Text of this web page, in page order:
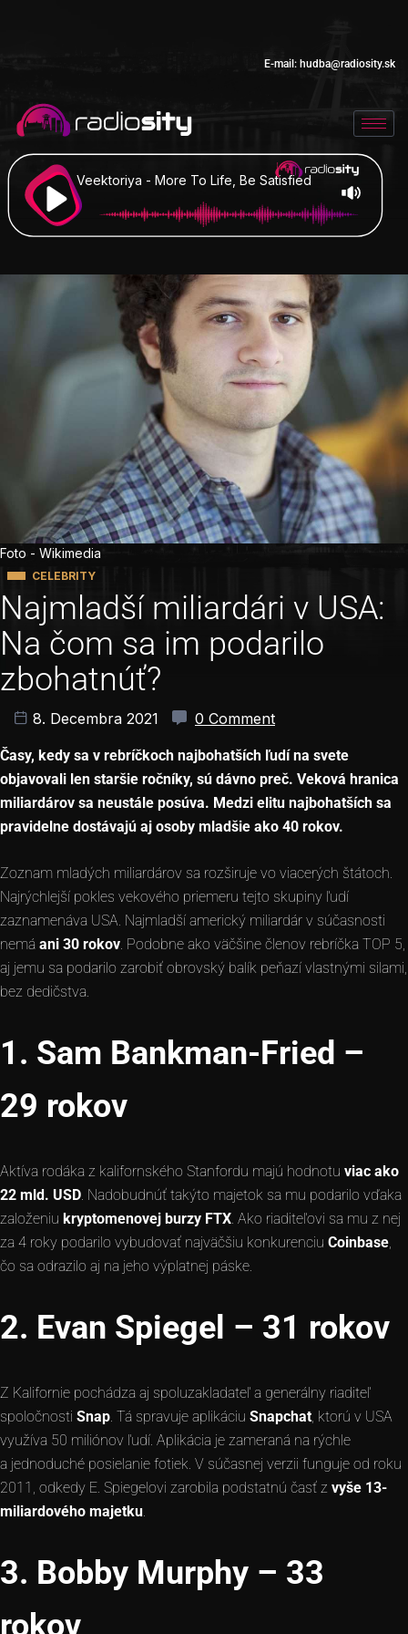
E-mail: hudba@radiosity.sk
Veektoriya - More To Life, Be Satisfied
Foto - Wikimedia
CELEBRITY
Najmladší miliardári v USA:
Na čom sa im podarilo
zbohatnúť?
8. Decembra 2021 0 Comment
Časy, kedy sa v rebríčkoch najbohatších ľudí na svete
objavovali len staršie ročníky, sú dávno preč. Veková hranica
miliardárov sa neustále posúva. Medzi elitu najbohatších sa
pravidelne dostávajú aj osoby mladšie ako 40 rokov.
Zoznam mladých miliardárov sa rozširuje vo viacerých štátoch.
Najrýchlejší pokles vekového priemeru tejto skupiny ľudí
zaznamenáva USA. Najmladší americký miliardár v súčasnosti
nemá ani 30 rokov. Podobne ako väčšine členov rebríčka TOP 5,
aj jemu sa podarilo zarobiť obrovský balík peňazí vlastnými silami,
bez dedičstva.
1. Sam Bankman-Fried –
29 rokov
Aktíva rodáka z kalifornského Stanfordu majú hodnotu viac ako
22 mld. USD. Nadobudnúť takýto majetok sa mu podarilo vďaka
založeniu kryptomenovej burzy FTX. Ako riaditeľovi sa mu z nej
za 4 roky podarilo vybudovať najväčšiu konkurenciu Coinbase,
čo sa odrazilo aj na jeho výplatnej páske.
2. Evan Spiegel – 31 rokov
Z Kalifornie pochádza aj spoluzakladateľ a generálny riaditeľ
spoločnosti Snap. Tá spravuje aplikáciu Snapchat, ktorú v USA
využíva 50 miliónov ľudí. Aplikácia je zameraná na rýchle
a jednoduché posielanie fotiek. V súčasnej verzii funguje od roku
2011, odkedy E. Spiegelovi zarobila podstatnú časť z vyše 13-
miliardového majetku.
3. Bobby Murphy – 33
rokov